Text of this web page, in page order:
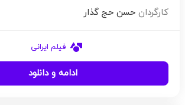
کارگردانحسن حج گذار
فیلم ایرانی
ادامه و دانلود